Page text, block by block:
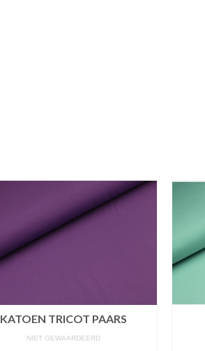
KATOEN TRICOT PAARS
NIET GEWAARDEERD